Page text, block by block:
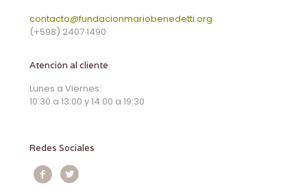
contacto@fundacionmariobenedetti.org
(+598) 2407 1490
Atención al cliente
Lunes a Viernes:
10:30 a 13:00 y 14:00 a 19:30
Redes Sociales